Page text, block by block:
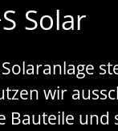
Solar
wir
Bauteile und